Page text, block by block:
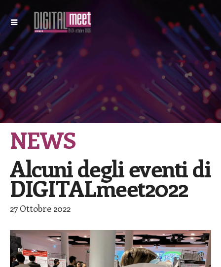
NEWS
Alcuni degli eventi di
DIGITALmeet2022
27 Ottobre 2022